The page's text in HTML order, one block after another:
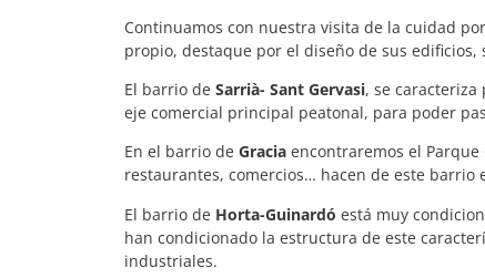
Continuamos con nuestra visita de la cuidad
propio, destaque por el diseño de sus
El barrio de Sarrià- Sant Gervasi, se
eje comercial principal peatonal, para poder
En el barrio de Gracia encontraremos el
restaurantes, comercios… hacen de este barrio
El barrio de Horta-Guinardó está muy
han condicionado la estructura de este
industriales.